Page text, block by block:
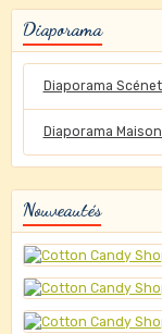
Diaporama
Diaporama
Diaporama
Nouveautés